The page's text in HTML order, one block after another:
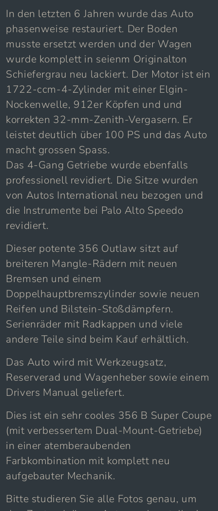
Auto hat Kalifornien nie verlassen.
In den letzten 6 Jahren wurde das Auto
phasenweise restauriert. Der Boden
musste ersetzt werden und der Wagen
wurde komplett in seienm Originalton
Schiefergrau neu lackiert. Der Motor ist ein
1722-ccm-4-Zylinder mit einer Elgin-
Nockenwelle, 912er Köpfen und und
korrekten 32-mm-Zenith-Vergasern. Er
leistet deutlich über 100 PS und das Auto
macht grossen Spass.
Das 4-Gang Getriebe wurde ebenfalls
professionell revidiert. Die Sitze wurden
von Autos International neu bezogen und
die Instrumente bei Palo Alto Speedo
revidiert.
Dieser potente 356 Outlaw sitzt auf
breiteren Mangle-Rädern mit neuen
Bremsen und einem
Doppelhauptbremszylinder sowie neuen
Reifen und Bilstein-Stoßdämpfern.
Serienräder mit Radkappen und viele
andere Teile sind beim Kauf erhältlich.
Das Auto wird mit Werkzeugsatz,
Reserverad und Wagenheber sowie einem
Drivers Manual geliefert.
Dies ist ein sehr cooles 356 B Super Coupe
(mit verbessertem Dual-Mount-Getriebe)
in einer atemberaubenden
Farbkombination mit komplett neu
aufgebauter Mechanik.